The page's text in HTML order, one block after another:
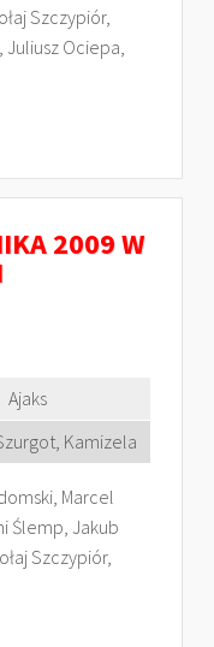
Szczypiór,
Juliusz Ociepa,
2009 W
Ajaks
Kamizela
Marcel
Ślemp, Jakub
Szczypiór,